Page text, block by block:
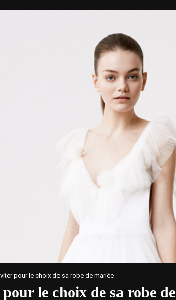
pour le choix de sa robe de mariée
le choix de sa robe de